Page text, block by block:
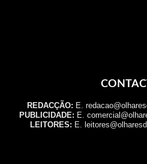
REDACÇÃO: E.
PUBLICIDADE: E.
LEITORES: E.